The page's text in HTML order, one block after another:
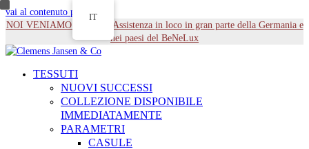
vai al contenuto principale
NOI VENIAMO DA TE - Assistenza in loco in gran parte della Germania e
nei paesi del BeNeLux
TESSUTI
NUOVI SUCCESSI
COLLEZIONE DISPONIBILE
IMMEDIATAMENTE
PARAMETRI
CASULE
IT